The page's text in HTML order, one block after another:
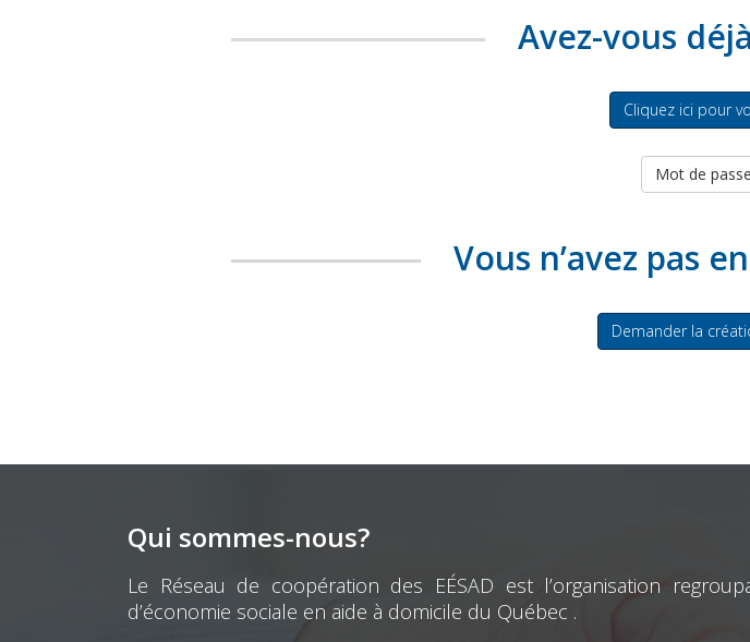
Avez-vous
Cliquez ici pour
Mot de
Vous n’avez pas
Demander la
Qui sommes-nous?
Le Réseau de coopération des EÉSAD est l’organisation
d’économie sociale en aide à domicile du Québec .